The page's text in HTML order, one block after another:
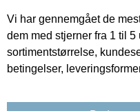
Vi har gennemgået de
dem med stjerner fra 1 til
sortimentstørrelse,
betingelser,